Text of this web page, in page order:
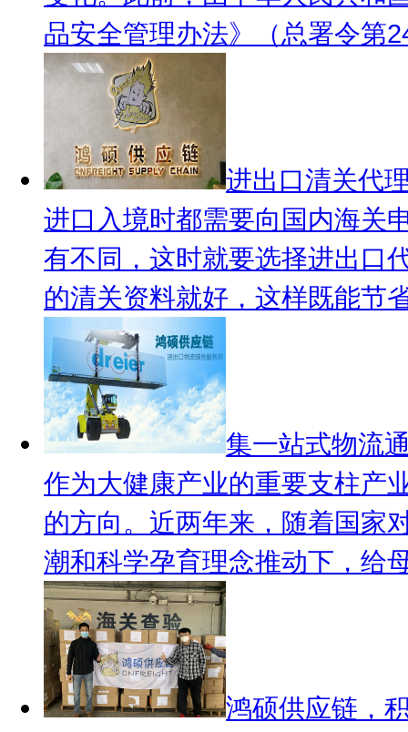
品安全管理办法》（总署令第
进出口清关代
进口入境时都需要向国内海关
有不同，这时就要选择进出口
的清关资料就好，这样既能节
集一站式物流
作为大健康产业的重要支柱产
的方向。近两年来，随着国家
潮和科学孕育理念推动下，给
鸿硕供应链，